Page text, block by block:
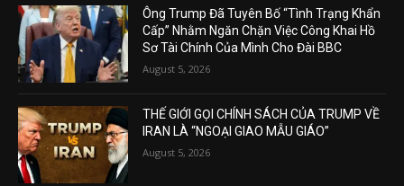
Ông Trump Đã Tuyên Bố “Tình Trạng Khẩn
Cấp” Nhằm Ngăn Chặn Việc Công Khai Hồ
Sơ Tài Chính Của Mình Cho Đài BBC
August 5, 2026
THẾ GIỚI GỌI CHÍNH SÁCH CỦA TRUMP VỀ
IRAN LÀ “NGOẠI GIAO MẪU GIÁO”
August 5, 2026